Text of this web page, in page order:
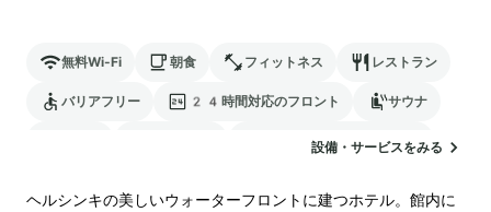
無料Wi-Fi 朝食 フィットネス レストラン
バリアフリー 24時間対応のフロント サウナ
電気自動車の充電スタンド
設備・サービスをみる
ヘルシンキの美しいウォーターフロントに建つホテル。館内に